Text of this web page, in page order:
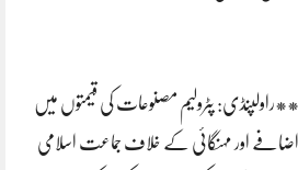
**راولپنڈی: پٹرولیم مصنوعات کی قیمتوں میں
اضافے اور مہنگائی کے خلاف جماعت اسلامی